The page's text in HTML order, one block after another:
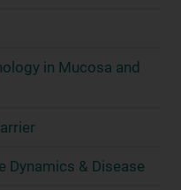
in Mucosa and
Dynamics & Disease